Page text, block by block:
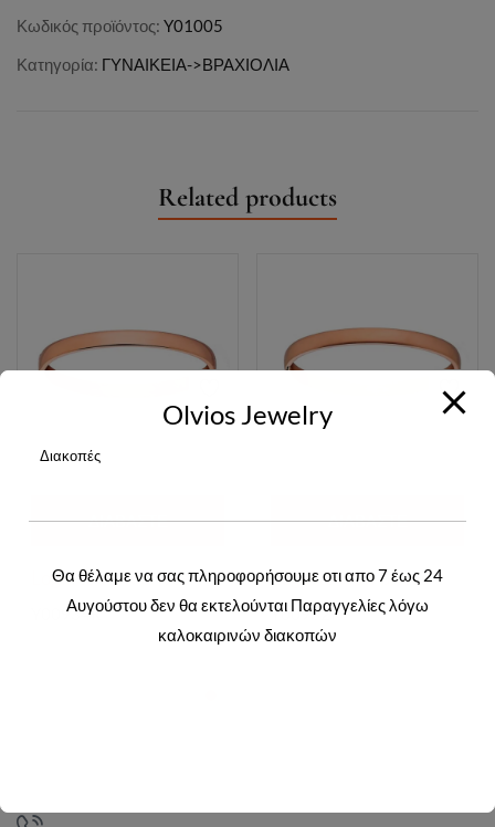
Κωδικός προϊόντος: Y01005
Κατηγορία: ΓΥΝΑΙΚΕΙΑ->ΒΡΑΧΙΟΛΙΑ
Related products
ΔΙΑΒΆΣΤΕ
ΠΕΡΙΣΣΌΤΕΡΑ
Login to view prices
Y00934R
ΔΙΑΒΆΣΤΕ
ΠΕΡΙΣΣΌΤΕΡΑ
Login to view prices
Y00932R
Olvios Jewelry
Διακοπές
Θα θέλαμε να σας πληροφορήσουμε οτι απο 7 έως 24
Αυγούστου δεν θα εκτελούνται Παραγγελίες λόγω
καλοκαιρινών διακοπών